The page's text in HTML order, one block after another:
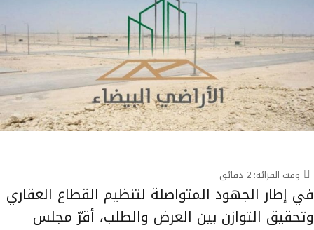
وقت القرائه: 2 دقائق
في إطار الجهود المتواصلة لتنظيم القطاع العقاري
وتحقيق التوازن بين العرض والطلب، أقرّ مجلس